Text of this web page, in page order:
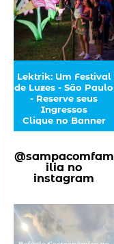
Lektrik: Um Festival
de Luzes - São Paulo
- Reserve seus
Ingressos
Clique no Banner
@sampacomfam
ilia no
instagram